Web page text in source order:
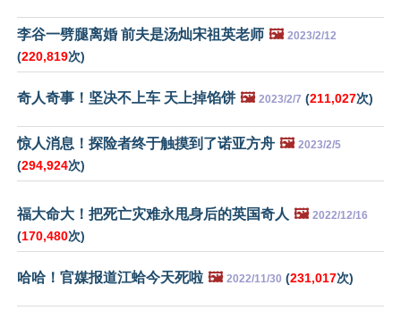
李谷一劈腿离婚 前夫是汤灿宋祖英老师 🖼️ 2023/2/12
(220,819次)
奇人奇事！坚决不上车 天上掉馅饼 🖼️ 2023/2/7 (211,027次)
惊人消息！探险者终于触摸到了诺亚方舟 🖼️ 2023/2/5
(294,924次)
福大命大！把死亡灾难永甩身后的英国奇人 🖼️ 2022/12/16
(170,480次)
哈哈！官媒报道江蛤今天死啦 🖼️ 2022/11/30 (231,017次)